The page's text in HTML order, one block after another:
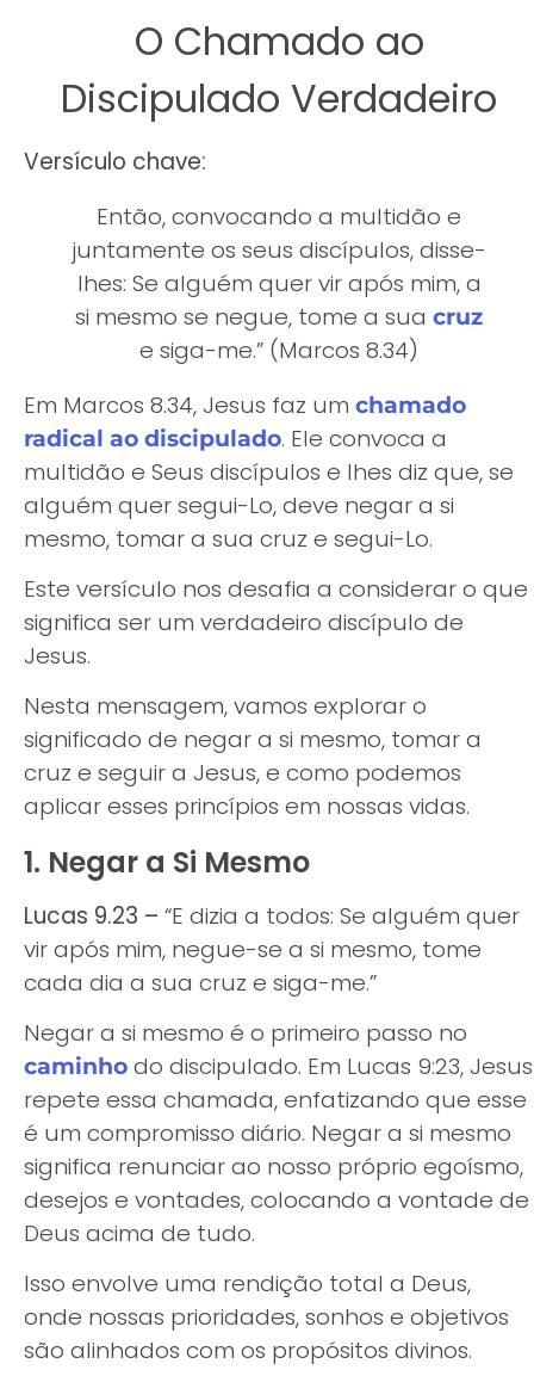
O Chamado ao
Discipulado Verdadeiro
Versículo chave:
Então, convocando a multidão e
juntamente os seus discípulos, disse-
lhes: Se alguém quer vir após mim, a
si mesmo se negue, tome a sua cruz
e siga-me.” (Marcos 8.34)
Em Marcos 8.34, Jesus faz um chamado
radical ao discipulado. Ele convoca a
multidão e Seus discípulos e lhes diz que, se
alguém quer segui-Lo, deve negar a si
mesmo, tomar a sua cruz e segui-Lo.
Este versículo nos desafia a considerar o que
significa ser um verdadeiro discípulo de
Jesus.
Nesta mensagem, vamos explorar o
significado de negar a si mesmo, tomar a
cruz e seguir a Jesus, e como podemos
aplicar esses princípios em nossas vidas.
1. Negar a Si Mesmo
Lucas 9.23 – “E dizia a todos: Se alguém quer
vir após mim, negue-se a si mesmo, tome
cada dia a sua cruz e siga-me.”
Negar a si mesmo é o primeiro passo no
caminho do discipulado. Em Lucas 9:23, Jesus
repete essa chamada, enfatizando que esse
é um compromisso diário. Negar a si mesmo
significa renunciar ao nosso próprio egoísmo,
desejos e vontades, colocando a vontade de
Deus acima de tudo.
Isso envolve uma rendição total a Deus,
onde nossas prioridades, sonhos e objetivos
são alinhados com os propósitos divinos.